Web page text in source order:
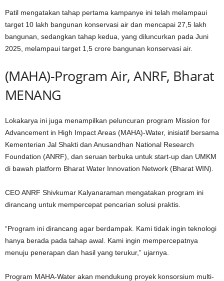
Patil mengatakan tahap pertama kampanye ini telah melampaui
target 10 lakh bangunan konservasi air dan mencapai 27,5 lakh
bangunan, sedangkan tahap kedua, yang diluncurkan pada Juni
2025, melampaui target 1,5 crore bangunan konservasi air.
(MAHA)-Program Air, ANRF, Bharat
MENANG
Lokakarya ini juga menampilkan peluncuran program Mission for
Advancement in High Impact Areas (MAHA)-Water, inisiatif bersama
Kementerian Jal Shakti dan Anusandhan National Research
Foundation (ANRF), dan seruan terbuka untuk start-up dan UMKM
di bawah platform Bharat Water Innovation Network (Bharat WIN).
CEO ANRF Shivkumar Kalyanaraman mengatakan program ini
dirancang untuk mempercepat pencarian solusi praktis.
“Program ini dirancang agar berdampak. Kami tidak ingin teknologi
hanya berada pada tahap awal. Kami ingin mempercepatnya
menuju penerapan dan hasil yang terukur,” ujarnya.
Program MAHA-Water akan mendukung proyek konsorsium multi-